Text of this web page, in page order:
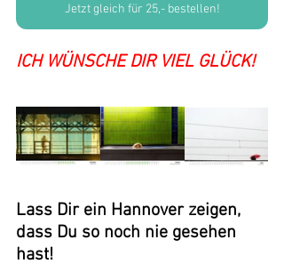
Jetzt gleich für 25,- bestellen!
ICH WÜNSCHE DIR VIEL GLÜCK!
Lass Dir ein Hannover zeigen,
dass Du so noch nie gesehen
hast!